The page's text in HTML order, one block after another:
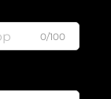
0/100